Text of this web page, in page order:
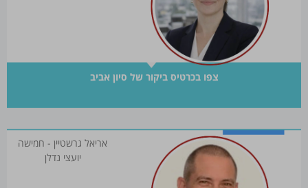
צפו בכרטיס ביקור של סיון אביב
אריאל גרשטיין - חמישה
יועצי נדלן